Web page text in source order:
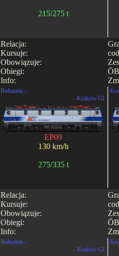
215/275 t
Relacja:
Kursuje:
Obowiązuje:
Obiegi:
Info:
Bohumin -
- Kraków Gł.
EP09
130 km/h
275/335 t
Relacja:
Kursuje:
Obowiązuje:
Obiegi:
Info:
Bohumin -
- Kraków Gł.